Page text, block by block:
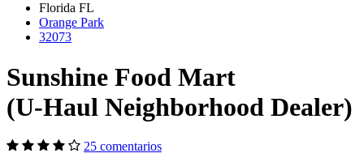
Florida FL
Orange Park
32073
Sunshine Food Mart
(U-Haul Neighborhood Dealer)
25 comentarios